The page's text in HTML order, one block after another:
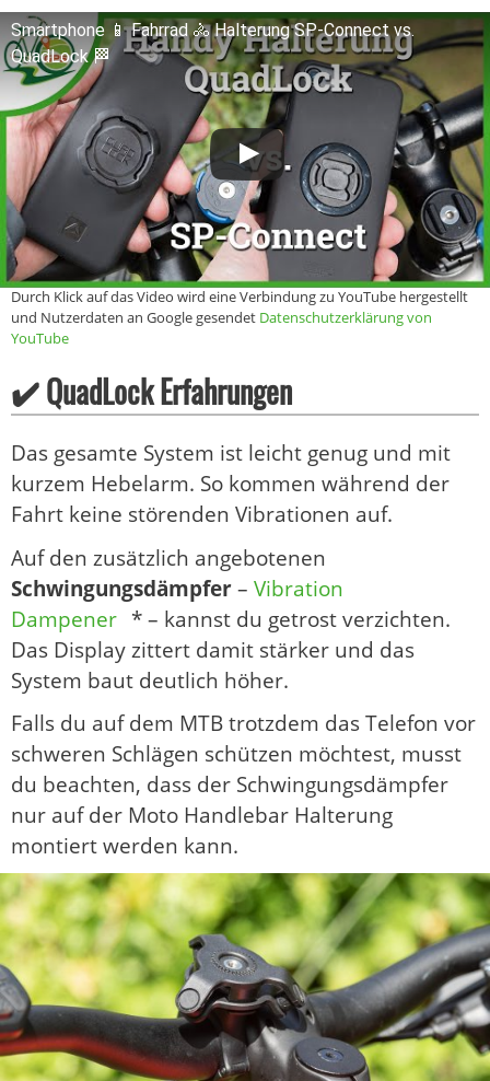
Smartphone 📱 Fahrrad 🚴 Halterung SP-Connect vs.
QuadLock 🏁
Durch Klick auf das Video wird eine Verbindung zu YouTube hergestellt
und Nutzerdaten an Google gesendet Datenschutzerklärung von
YouTube
✔️ QuadLock Erfahrungen
Das gesamte System ist leicht genug und mit
kurzem Hebelarm. So kommen während der
Fahrt keine störenden Vibrationen auf.
Auf den zusätzlich angebotenen
Schwingungsdämpfer– Vibration
Dampener * – kannst du getrost verzichten.
Das Display zittert damit stärker und das
System baut deutlich höher.
Falls du auf dem MTB trotzdem das Telefon vor
schweren Schlägen schützen möchtest, musst
du beachten, dass der Schwingungsdämpfer
nur auf der Moto Handlebar Halterung
montiert werden kann.